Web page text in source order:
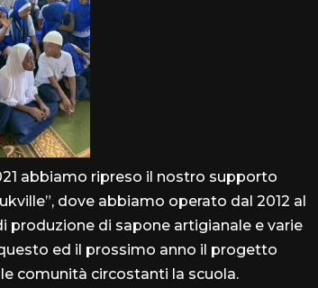
abbiamo ripreso il nostro supporto
dove abbiamo operato dal 2012 al
produzione di sapone artigianale e varie
ed il prossimo anno il progetto
comunità circostanti la scuola.